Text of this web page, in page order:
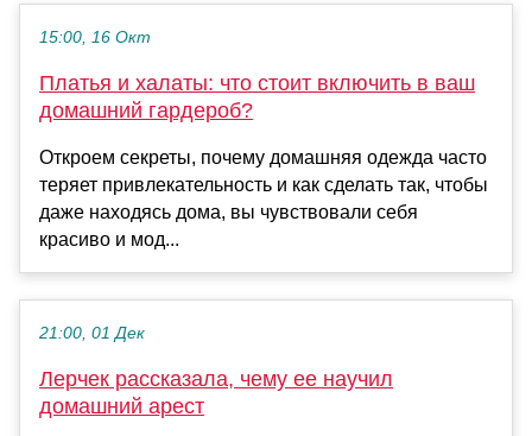
15:00, 16 Окт
Платья и халаты: что стоит включить в ваш
домашний гардероб?
Откроем секреты, почему домашняя одежда часто
теряет привлекательность и как сделать так, чтобы
даже находясь дома, вы чувствовали себя
красиво и мод...
21:00, 01 Дек
Лерчек рассказала, чему ее научил
домашний арест